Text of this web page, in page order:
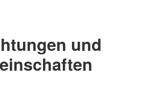
und